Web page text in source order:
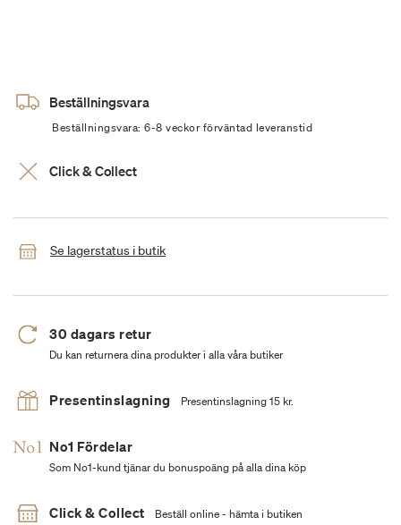
Beställningsvara
Beställningsvara: 6-8 veckor förväntad leveranstid
Click & Collect
Se lagerstatus i butik
30 dagars retur
Du kan returnera dina produkter i alla våra butiker
Presentinslagning Presentinslagning 15 kr.
No1 Fördelar
Som No1-kund tjänar du bonuspoäng på alla dina köp
Click & Collect Beställ online - hämta i butiken